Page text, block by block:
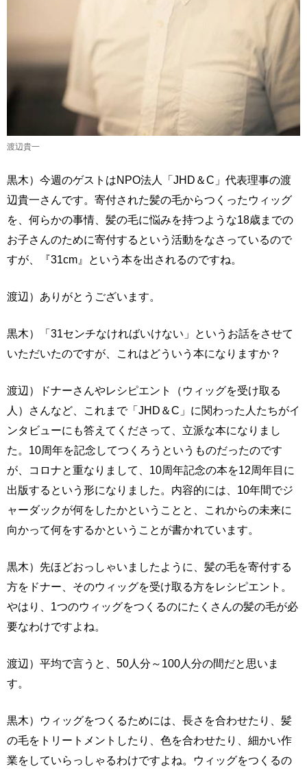
渡辺貴一
黒木）今週のゲストはNPO法人「JHD＆C」代表理事の渡
辺貴一さんです。寄付された髪の毛からつくったウィッグ
を、何らかの事情、髪の毛に悩みを持つような18歳までの
お子さんのために寄付するという活動をなさっているので
すが、『31cm』という本を出されるのですね。
渡辺）ありがとうございます。
黒木）「31センチなければいけない」というお話をさせて
いただいたのですが、これはどういう本になりますか？
渡辺）ドナーさんやレシピエント（ウィッグを受け取る
人）さんなど、これまで「JHD＆C」に関わった人たちがイ
ンタビューにも答えてくださって、立派な本になりまし
た。10周年を記念してつくろうというものだったのです
が、コロナと重なりまして、10周年記念の本を12周年目に
出版するという形になりました。内容的には、10年間でジ
ャーダックが何をしたかということと、これからの未来に
向かって何をするかということが書かれています。
黒木）先ほどおっしゃいましたように、髪の毛を寄付する
方をドナー、そのウィッグを受け取る方をレシピエント。
やはり、1つのウィッグをつくるのにたくさんの髪の毛が必
要なわけですよね。
渡辺）平均で言うと、50人分～100人分の間だと思いま
す。
黒木）ウィッグをつくるためには、長さを合わせたり、髪
の毛をトリートメントしたり、色を合わせたり、細かい作
業をしていらっしゃるわけですよね。ウィッグをつくるの